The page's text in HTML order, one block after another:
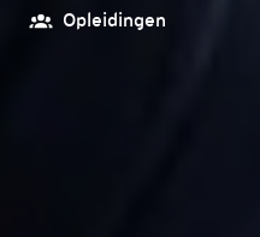
Opleidingen